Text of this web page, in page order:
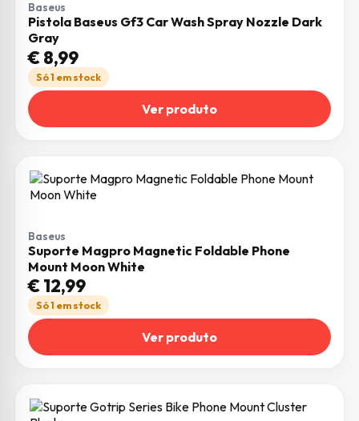
Baseus
Pistola Baseus Gf3 Car Wash Spray Nozzle Dark
Gray
€8,99
Só 1 em stock
Ver produto
Baseus
Suporte Magpro Magnetic Foldable Phone
Mount Moon White
€12,99
Só 1 em stock
Ver produto